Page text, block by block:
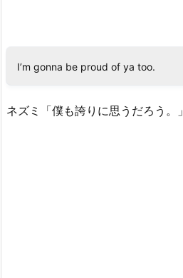
I’m gonna be proud of ya too.
ネズミ「僕も誇りに思うだろう。」